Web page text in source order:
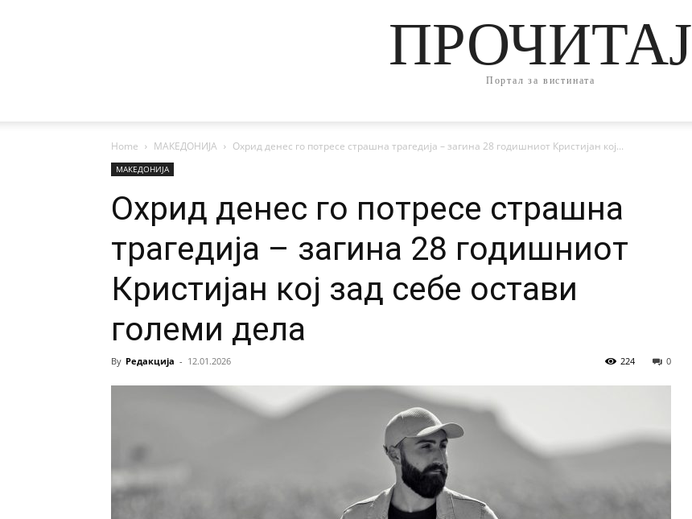
ПРОЧИТАЈ
Портал за вистината
Home МАКЕДОНИЈА Охрид денес го потресе страшна трагедија – загина 28 годишниот Кристијан кој...
МАКЕДОНИЈА
Охрид денес го потресе страшна
трагедија – загина 28 годишниот
Кристијан кој зад себе остави
големи дела
By Редакција - 12.01.2026 0
224